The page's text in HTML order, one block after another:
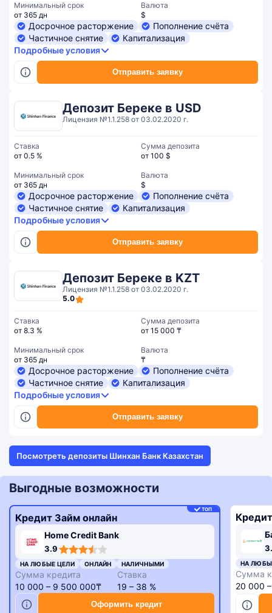
Отправить заявку
Минимальный срок
от 365 дн
Валюта
$
Досрочное расторжение
Пополнение счёта
Частичное снятие
Капитализация
Подробные условия
Депозит Береке в USD
Лицензия №1.1.258 от 03.02.2020 г.
Отправить заявку
Ставка
от 0.5 %
Сумма депозита
от 100 $
Минимальный срок
от 365 дн
Валюта
$
Досрочное расторжение
Пополнение счёта
Частичное снятие
Капитализация
Подробные условия
Депозит Береке в KZT
Лицензия №1.1.258 от 03.02.2020 г.
5.0
Отправить заявку
Ставка
от 8.3 %
Сумма депозита
от 15 000 ₸
Минимальный срок
от 365 дн
Валюта
₸
Досрочное расторжение
Пополнение счёта
Частичное снятие
Капитализация
Подробные условия
Посмотреть депозиты Шинхан Банк Казахстан
Выгодные возможности
ТОП
Кредит Займ онлайн
Home Credit Bank
3.9
rating
НА ЛЮБЫЕ ЦЕЛИ ОНЛАЙН НАЛИЧНЫМИ
Сумма кредита
10 000 – 9 500 000₸
Ставка
19 – 38 %
Оформить кредит
НА
Сумма
20 000